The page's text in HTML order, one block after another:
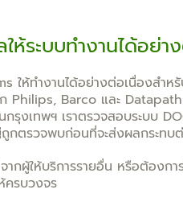
ระบบทำงานได้อย่า
ห้ทำงานได้อย่างต่อเนื่องสำห
ก Philips, Barco และ
รุงเทพฯ เราตรวจสอบระบบ
รวจพบก่อนที่จะส่งผลกระทบต่
ากผู้ให้บริการรายอื่น หรือต้องก
ครบวงจร